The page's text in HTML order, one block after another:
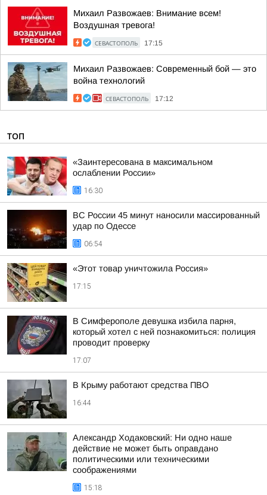
Михаил Развожаев: Внимание всем!
Воздушная тревога!
СЕВАСТОПОЛЬ 17:15
Михаил Развожаев: Современный бой — это
война технологий
СЕВАСТОПОЛЬ 17:12
ТОП
«Заинтересована в максимальном
ослаблении России»
16:30
ВС России 45 минут наносили массированный
удар по Одессе
06:54
«Этот товар уничтожила Россия»
17:15
В Симферополе девушка избила парня,
который хотел с ней познакомиться: полиция
проводит проверку
17:07
В Крыму работают средства ПВО
16:44
Александр Ходаковский: Ни одно наше
действие не может быть оправдано
политическими или техническими
соображениями
15:18